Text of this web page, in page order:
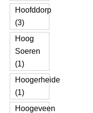
Hoofddorp
(3)
Hoog
Soeren
(1)
Hoogerheide
(1)
Hoogeveen